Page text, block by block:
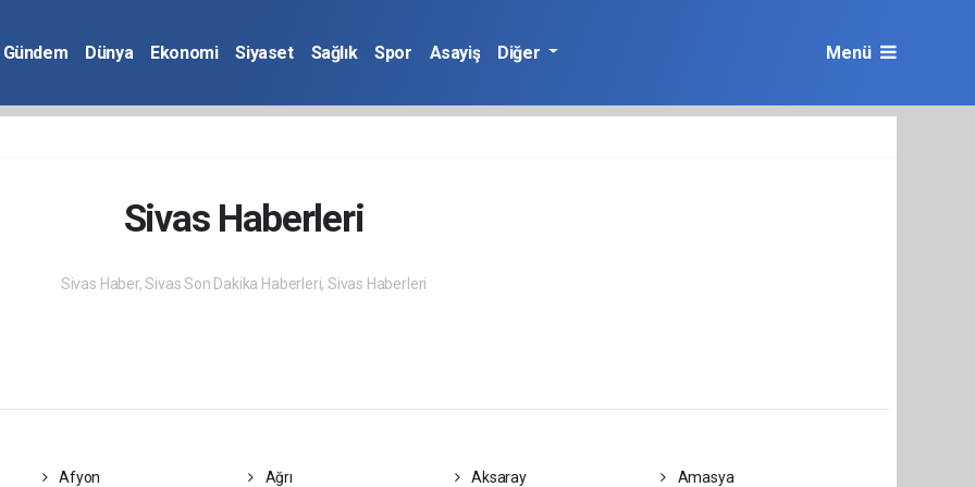
Gündem Dünya Ekonomi Siyaset Sağlık Spor Asayiş Diğer Menü
Sivas Haberleri
Sivas Haber, Sivas Son Dakika Haberleri, Sivas Haberleri
Afyon Ağrı Aksaray
Amasya